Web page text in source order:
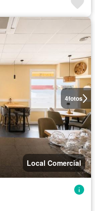
4fotos
Local Comercial